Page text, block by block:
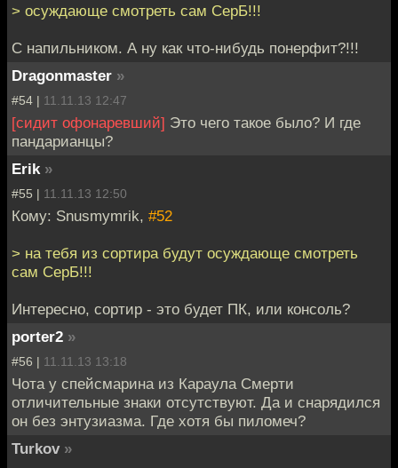
> осуждающе смотреть сам СерБ!!!
С напильником. А ну как что-нибудь понерфит?!!!
Dragonmaster »
#54 | 11.11.13 12:47
[сидит офонаревший] Это чего такое было? И где
пандарианцы?
Erik »
#55 | 11.11.13 12:50
Кому: Snusmymrik, #52
> на тебя из сортира будут осуждающе смотреть
сам СерБ!!!
Интересно, сортир - это будет ПК, или консоль?
porter2 »
#56 | 11.11.13 13:18
Чота у спейсмарина из Караула Смерти
отличительные знаки отсутствуют. Да и снарядился
он без энтузиазма. Где хотя бы пиломеч?
Turkov »